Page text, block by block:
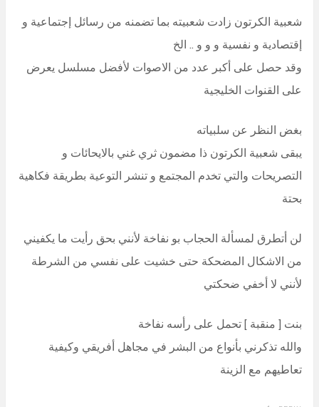
شعبية الكرتون زادت شعبيته بما تضمنه من رسائل إجتماعية و
إقتصادية و نفسية و و و .. الخ
وقد حصل على أكبر عدد من الاصوات لأفضل مسلسل يعرض
على القنوات الخليجية
بغض النظر عن سلبياته
يبقى شعبية الكرتون ذا مضمون ثري غني بالايحائات و
التصريحات والتي تخدم المجتمع و تنشر التوعية بطريقة فكاهية
بحتة
لن أتطرق لمسألة الحجاب بو نفاخة لأنني بحق رأيت ما يكفيني
من الاشكال المضحكة حتى خشيت على نفسي من الشرطة
لأنني لا أخفي ضحكتي
بنت [ منقبة ] تحمل على رأسه نفاخة
والله تذكرني بأنواع من البشر في مجاهل أفريقي وكيفية
تعاطيهم مع الزينة